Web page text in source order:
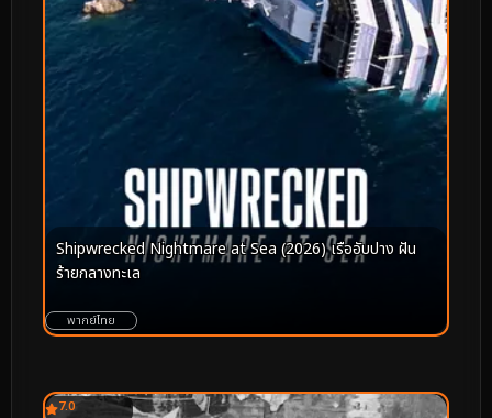
Shipwrecked Nightmare at Sea (2026) เรืออับปาง ฝัน
ร้ายกลางทะเล
พากย์ไทย
7.0